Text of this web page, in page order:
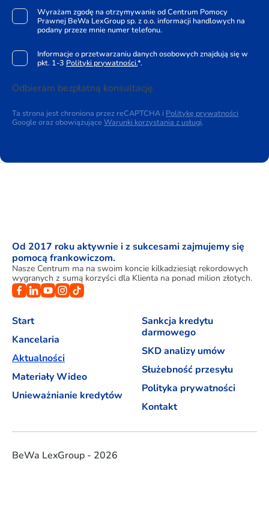
Wyrażam zgodę na otrzymywanie od Centrum Pomocy
Prawnej BeWa LexGroup sp. z o.o. informacji handlowych na
podany przeze mnie numer telefonu.
Informacje o przetwarzaniu danych osobowych znajdują się w
pkt. 1-3 Polityki prywatności.*.
Odbieram bezpłatną konsultację
Ta strona jest chroniona przez reCAPTCHA i Politykę prywatności
Google oraz obowiązujące Warunki korzystania z usługi.
Od 2017 roku aktywnie i z sukcesami zajmujemy się
pomocą frankowiczom.
Nasze Centrum ma na swoim koncie kilkadziesiąt rekordowych
wygranych z sumą korzyści dla Klienta na ponad milion złotych.
Start
Kancelaria
Aktualności
Materiały Wideo
Unieważnianie kredytów
Sankcja kredytu
darmowego
SKD analizy umów
Służebność przesyłu
Polityka prywatności
Kontakt
BeWa LexGroup - 2026